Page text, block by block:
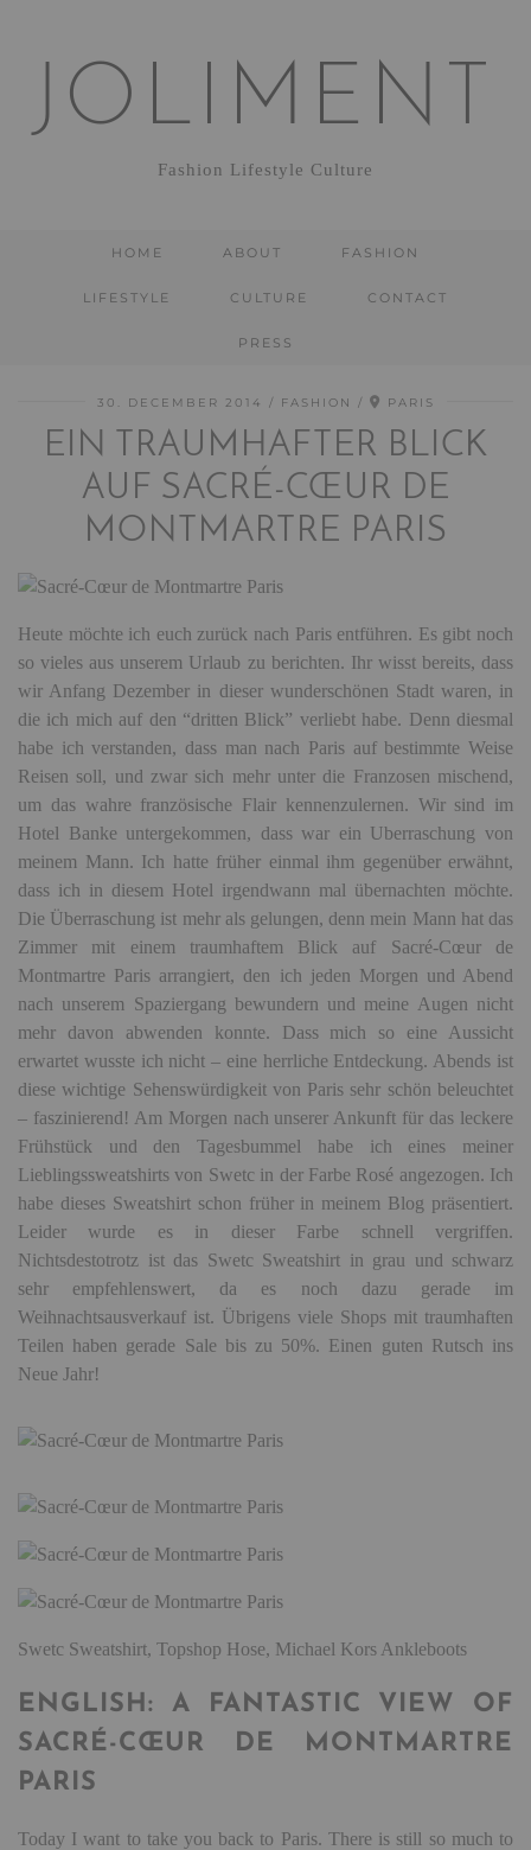
JOLIMENT
Fashion Lifestyle Culture
HOME ABOUT FASHION
LIFESTYLE CULTURE CONTACT
PRESS
30. DECEMBER 2014 FASHION PARIS
EIN TRAUMHAFTER BLICK
AUF SACRÉ-CŒUR DE
MONTMARTRE PARIS
Heute möchte ich euch zurück nach Paris entführen. Es gibt noch
so vieles aus unserem Urlaub zu berichten. Ihr wisst bereits, dass
wir Anfang Dezember in dieser wunderschönen Stadt waren, in
die ich mich auf den “dritten Blick” verliebt habe. Denn diesmal
habe ich verstanden, dass man nach Paris auf bestimmte Weise
Reisen soll, und zwar sich mehr unter die Franzosen mischend,
um das wahre französische Flair kennenzulernen. Wir sind im
Hotel Banke untergekommen, dass war ein Uberraschung von
meinem Mann. Ich hatte früher einmal ihm gegenüber erwähnt,
dass ich in diesem Hotel irgendwann mal übernachten möchte.
Die Überraschung ist mehr als gelungen, denn mein Mann hat das
Zimmer mit einem traumhaftem Blick auf Sacré-Cœur de
Montmartre Paris arrangiert, den ich jeden Morgen und Abend
nach unserem Spaziergang bewundern und meine Augen nicht
mehr davon abwenden konnte. Dass mich so eine Aussicht
erwartet wusste ich nicht – eine herrliche Entdeckung. Abends ist
diese wichtige Sehenswürdigkeit von Paris sehr schön beleuchtet
– faszinierend! Am Morgen nach unserer Ankunft für das leckere
Frühstück und den Tagesbummel habe ich eines meiner
Lieblingssweatshirts von Swetc in der Farbe Rosé angezogen. Ich
habe dieses Sweatshirt schon früher in meinem Blog präsentiert.
Leider wurde es in dieser Farbe schnell vergriffen.
Nichtsdestotrotz ist das Swetc Sweatshirt in grau und schwarz
sehr empfehlenswert, da es noch dazu gerade im
Weihnachtsausverkauf ist. Übrigens viele Shops mit traumhaften
Teilen haben gerade Sale bis zu 50%. Einen guten Rutsch ins
Neue Jahr!
Swetc Sweatshirt, Topshop Hose, Michael Kors Ankleboots
ENGLISH: A FANTASTIC VIEW OF
SACRÉ-CŒUR DE MONTMARTRE
PARIS
Today I want to take you back to Paris. There is still so much to